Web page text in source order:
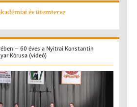
év ütemterve
– 60 éves a Nyitrai Konstantin
Kórusa (videó)